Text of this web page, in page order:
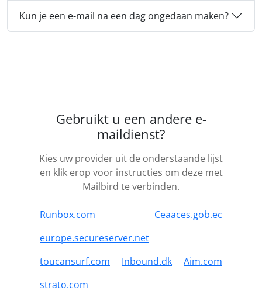
Kun je een e-mail na een dag ongedaan maken?
Gebruikt u een andere e-
maildienst?
Kies uw provider uit de onderstaande lijst
en klik erop voor instructies om deze met
Mailbird te verbinden.
Runbox.com
Ceaaces.gob.ec
europe.secureserver.net
toucansurf.com
Inbound.dk
Aim.com
strato.com